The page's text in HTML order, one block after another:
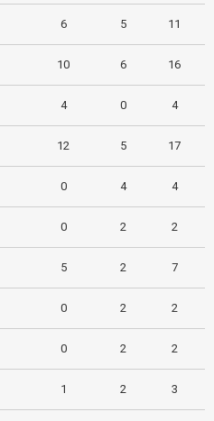
6 5 11
10 6 16
4 0 4
12 5 17
0 4 4
0 2 2
5 2 7
0 2 2
0 2 2
1 2 3